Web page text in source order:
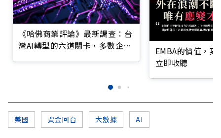
《哈佛商業評論》最新調查：台
灣AI轉型的六道關卡，多數企業
EMBA的價值，
立即收聽
美國 資金回台 大數據 AI